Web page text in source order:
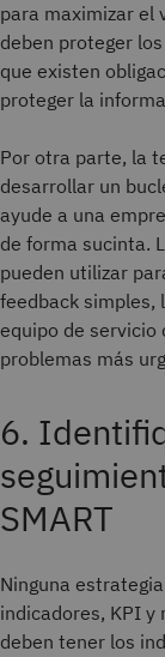
para maximizar el
deben proteger
que existen
proteger la
Por otra parte, la
desarrollar un
ayude a una
de forma sucinta.
pueden utilizar
feedback simples,
equipo de
problemas más
6.
SMART
Ninguna
indicadores, KPI y
deben tener los